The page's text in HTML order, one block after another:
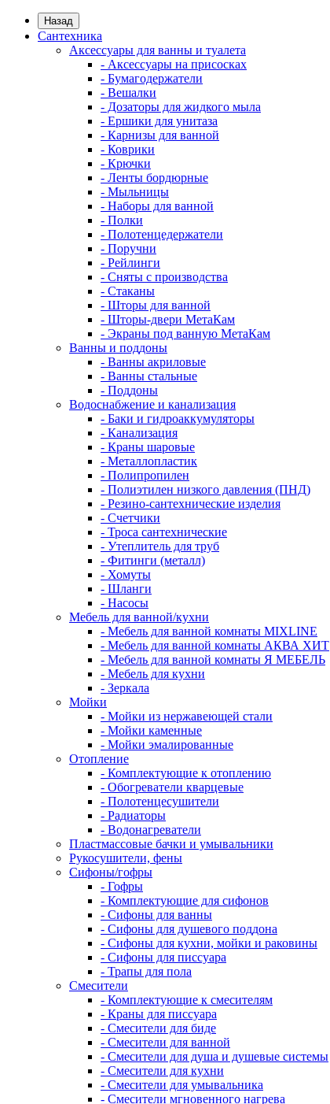
Назад
Сантехника
Аксессуары для ванны и туалета
- Аксессуары на присосках
- Бумагодержатели
- Вешалки
- Дозаторы для жидкого мыла
- Ершики для унитаза
- Карнизы для ванной
- Коврики
- Крючки
- Ленты бордюрные
- Мыльницы
- Наборы для ванной
- Полки
- Полотенцедержатели
- Поручни
- Рейлинги
- Сняты с производства
- Стаканы
- Шторы для ванной
- Шторы-двери МетаКам
- Экраны под ванную МетаКам
Ванны и поддоны
- Ванны акриловые
- Ванны стальные
- Поддоны
Водоснабжение и канализация
- Баки и гидроаккумуляторы
- Канализация
- Краны шаровые
- Металлопластик
- Полипропилен
- Полиэтилен низкого давления (ПНД)
- Резино-сантехнические изделия
- Счетчики
- Троса сантехнические
- Утеплитель для труб
- Фитинги (металл)
- Хомуты
- Шланги
- Насосы
Мебель для ванной/кухни
- Мебель для ванной комнаты MIXLINE
- Мебель для ванной комнаты АКВА ХИТ
- Мебель для ванной комнаты Я МЕБЕЛЬ
- Мебель для кухни
- Зеркала
Мойки
- Мойки из нержавеющей стали
- Мойки каменные
- Мойки эмалированные
Отопление
- Комплектующие к отоплению
- Обогреватели кварцевые
- Полотенцесушители
- Радиаторы
- Водонагреватели
Пластмассовые бачки и умывальники
Рукосушители, фены
Сифоны/гофры
- Гофры
- Комплектующие для сифонов
- Сифоны для ванны
- Сифоны для душевого поддона
- Сифоны для кухни, мойки и раковины
- Сифоны для писсуара
- Трапы для пола
Смесители
- Комплектующие к смесителям
- Краны для писсуара
- Смесители для биде
- Смесители для ванной
- Смесители для душа и душевые системы
- Смесители для кухни
- Смесители для умывальника
- Смесители мгновенного нагрева